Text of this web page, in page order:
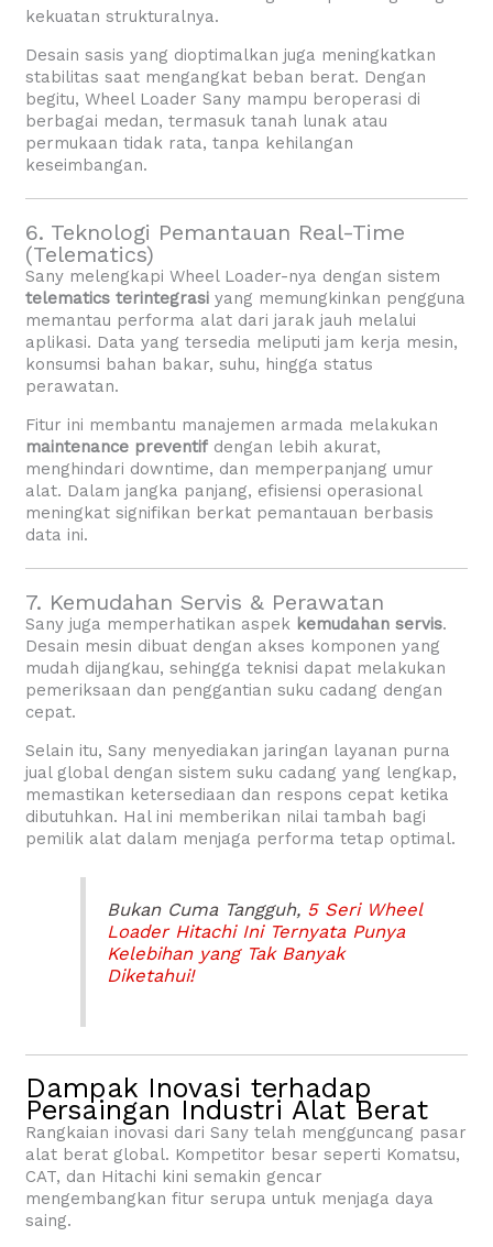
kekuatan strukturalnya.
Desain sasis yang dioptimalkan juga meningkatkan
stabilitas saat mengangkat beban berat. Dengan
begitu, Wheel Loader Sany mampu beroperasi di
berbagai medan, termasuk tanah lunak atau
permukaan tidak rata, tanpa kehilangan
keseimbangan.
6. Teknologi Pemantauan Real-Time
(Telematics)
Sany melengkapi Wheel Loader-nya dengan sistem
telematics terintegrasi yang memungkinkan pengguna
memantau performa alat dari jarak jauh melalui
aplikasi. Data yang tersedia meliputi jam kerja mesin,
konsumsi bahan bakar, suhu, hingga status
perawatan.
Fitur ini membantu manajemen armada melakukan
maintenance preventif dengan lebih akurat,
menghindari downtime, dan memperpanjang umur
alat. Dalam jangka panjang, efisiensi operasional
meningkat signifikan berkat pemantauan berbasis
data ini.
7. Kemudahan Servis & Perawatan
Sany juga memperhatikan aspek kemudahan servis.
Desain mesin dibuat dengan akses komponen yang
mudah dijangkau, sehingga teknisi dapat melakukan
pemeriksaan dan penggantian suku cadang dengan
cepat.
Selain itu, Sany menyediakan jaringan layanan purna
jual global dengan sistem suku cadang yang lengkap,
memastikan ketersediaan dan respons cepat ketika
dibutuhkan. Hal ini memberikan nilai tambah bagi
pemilik alat dalam menjaga performa tetap optimal.
Bukan Cuma Tangguh, 5 Seri Wheel
Loader Hitachi Ini Ternyata Punya
Kelebihan yang Tak Banyak
Diketahui!
Dampak Inovasi terhadap
Persaingan Industri Alat Berat
Rangkaian inovasi dari Sany telah mengguncang pasar
alat berat global. Kompetitor besar seperti Komatsu,
CAT, dan Hitachi kini semakin gencar
mengembangkan fitur serupa untuk menjaga daya
saing.